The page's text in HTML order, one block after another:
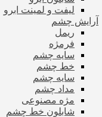
لیفت و لمینت ابرو
آرایش چشم
ریمل
فرمژه
سایه چشم
خط چشم
سایه چشم
مداد چشم
مژه مصنوعی
شابلون خط چشم